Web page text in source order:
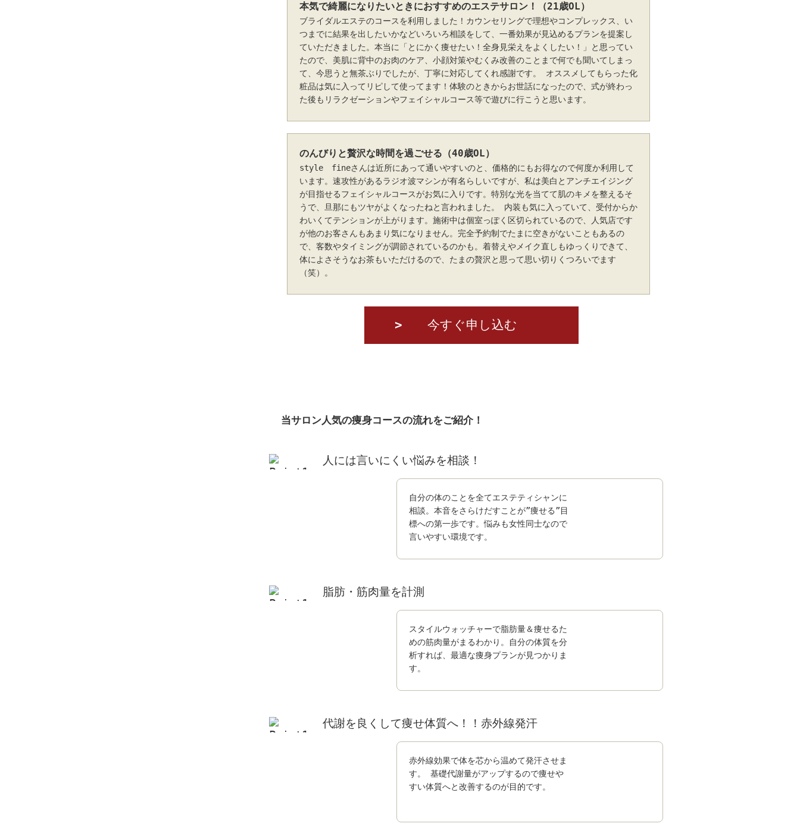
本気で綺麗になりたいときにおすすめのエステサロン！（21歳OL）
ブライダルエステのコースを利用しました！カウンセリングで理想やコンプレックス、い
つまでに結果を出したいかなどいろいろ相談をして、一番効果が見込めるプランを提案し
ていただきました。本当に「とにかく痩せたい！全身見栄えをよくしたい！」と思ってい
たので、美肌に背中のお肉のケア、小顔対策やむくみ改善のことまで何でも聞いてしまっ
て、今思うと無茶ぶりでしたが、丁寧に対応してくれ感謝です。 オススメしてもらった化
粧品は気に入ってリピして使ってます！体験のときからお世話になったので、式が終わっ
た後もリラクゼーションやフェイシャルコース等で遊びに行こうと思います。
のんびりと贅沢な時間を過ごせる（40歳OL）
style fineさんは近所にあって通いやすいのと、価格的にもお得なので何度か利用して
います。速攻性があるラジオ波マシンが有名らしいですが、私は美白とアンチエイジング
が目指せるフェイシャルコースがお気に入りです。特別な光を当てて肌のキメを整えるそ
うで、旦那にもツヤがよくなったねと言われました。 内装も気に入っていて、受付からか
わいくてテンションが上がります。施術中は個室っぽく区切られているので、人気店です
が他のお客さんもあまり気になりません。完全予約制でたまに空きがないこともあるの
で、客数やタイミングが調節されているのかも。着替えやメイク直しもゆっくりできて、
体によさそうなお茶もいただけるので、たまの贅沢と思って思い切りくつろいでます
（笑）。
今すぐ申し込む
当サロン人気の痩身コースの流れをご紹介！
人には言いにくい悩みを相談！
自分の体のことを全てエステティシャンに
相談。本音をさらけだすことが”痩せる”目
標への第一歩です。悩みも女性同士なので
言いやすい環境です。
脂肪・筋肉量を計測
スタイルウォッチャーで脂肪量＆痩せるた
めの筋肉量がまるわかり。自分の体質を分
析すれば、最適な痩身プランが見つかりま
す。
代謝を良くして痩せ体質へ！！赤外線発汗
赤外線効果で体を芯から温めて発汗させま
す。 基礎代謝量がアップするので痩せや
すい体質へと改善するのが目的です。